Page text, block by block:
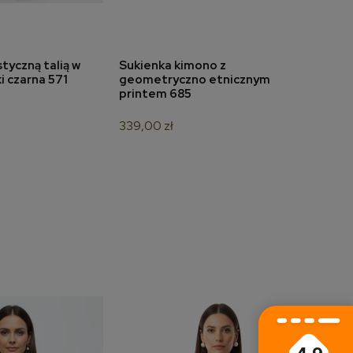
koszykatalią w
czarna 571
dodaj do koszyka
Sukienka kimono z
geometryczno etnicznym
printem 685
339,00 zł